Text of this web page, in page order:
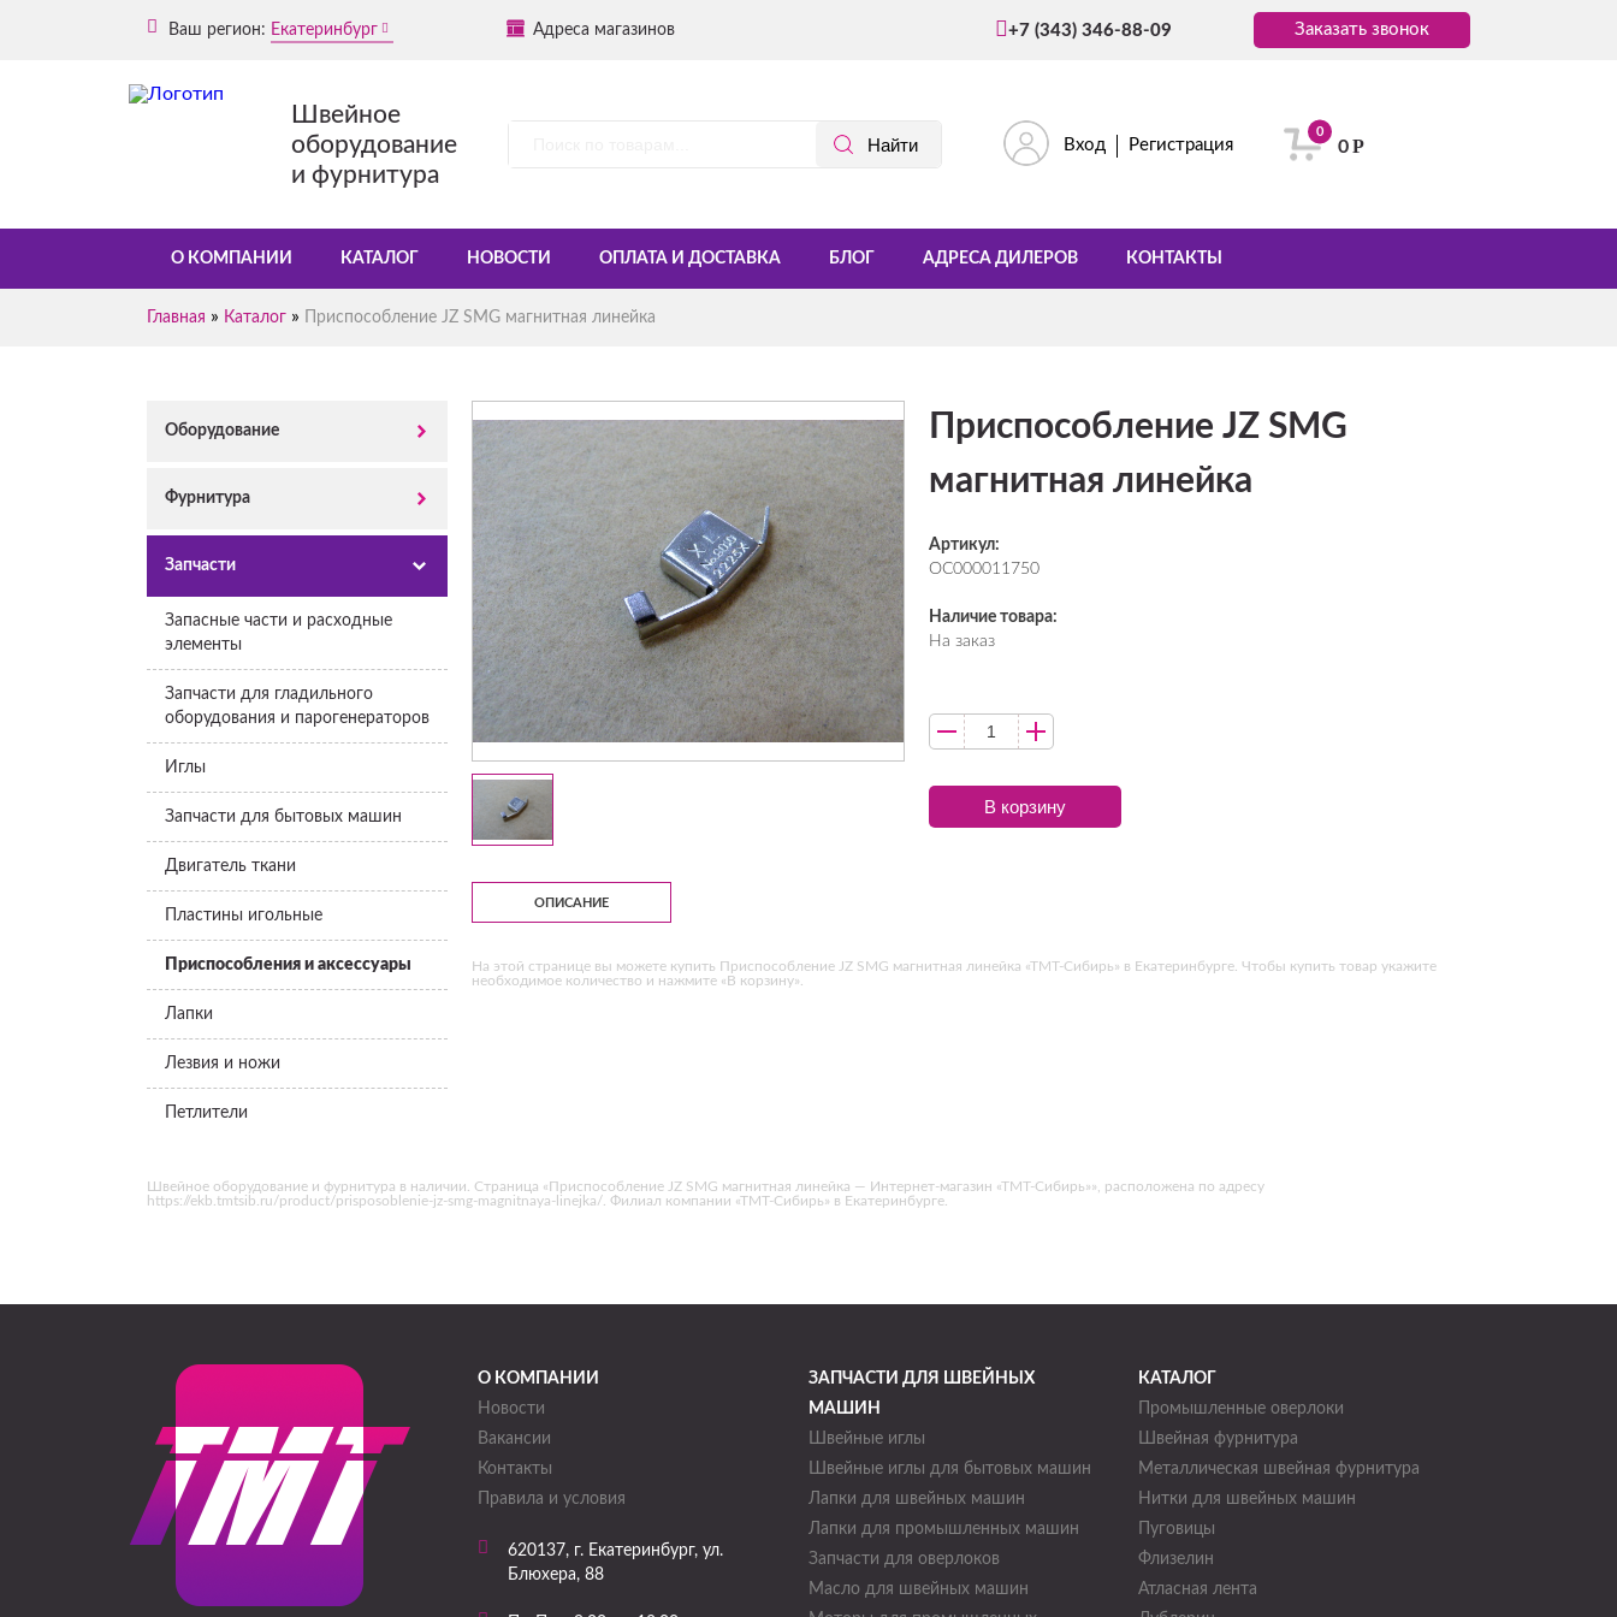
Ваш регион: Екатеринбург Адреса магазинов +7 (343) 346-88-09 Заказать звонок
Швейное
оборудование
и фурнитура
Вход Регистрация
0
0Р
О КОМПАНИИ КАТАЛОГ НОВОСТИ ОПЛАТА И ДОСТАВКА БЛОГ АДРЕСА ДИЛЕРОВ КОНТАКТЫ
Главная » Каталог » Приспособление JZ SMG магнитная линейка
Оборудование
Фурнитура
Запчасти
Запасные части и расходные
элементы
Запчасти для гладильного
оборудования и парогенераторов
Иглы
Запчасти для бытовых машин
Двигатель ткани
Пластины игольные
Приспособления и аксессуары
Лапки
Лезвия и ножи
Петлители
Приспособление JZ SMG
магнитная линейка
Артикул:
ОС000011750
Наличие товара:
На заказ
В корзину
ОПИСАНИЕ
На этой странице вы можете купить Приспособление JZ SMG магнитная линейка «ТМТ-Сибирь» в Екатеринбурге. Чтобы купить товар укажите
необходимое количество и нажмите «В корзину».
Швейное оборудование и фурнитура в наличии. Страница «Приспособление JZ SMG магнитная линейка — Интернет-магазин «ТМТ-Сибирь»», расположена по адресу
https://ekb.tmtsib.ru/product/prisposoblenie-jz-smg-magnitnaya-linejka/. Филиал компании «ТМТ-Сибирь» в Екатеринбурге.
О КОМПАНИИ
Новости
Вакансии
Контакты
Правила и условия
620137, г. Екатеринбург, ул.
Блюхера, 88
ЗАПЧАСТИ ДЛЯ ШВЕЙНЫХ
МАШИН
Швейные иглы
Швейные иглы для бытовых машин
Лапки для швейных машин
Лапки для промышленных машин
Запчасти для оверлоков
Масло для швейных машин
КАТАЛОГ
Промышленные оверлоки
Швейная фурнитура
Металлическая швейная фурнитура
Нитки для швейных машин
Пуговицы
Флизелин
Атласная лента